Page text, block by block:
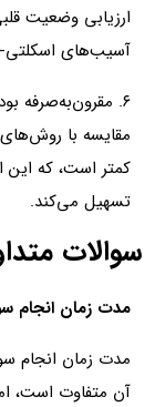
ارزیابی وضعیت
آسیب‌های اسکلتی-
۶. مقرون‌به‌صرفه
کمتر است، که این
تسهیل می‌کند.
سوالات
مدت زمان انجام
مدت زمان انجام